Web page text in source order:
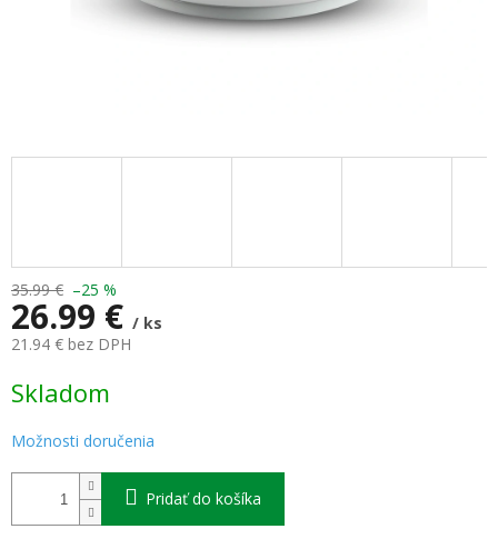
35.99 € –25 %
26.99 € / ks
21.94 € bez DPH
cena:
Skladom
Možnosti doručenia
Pridať do košíka